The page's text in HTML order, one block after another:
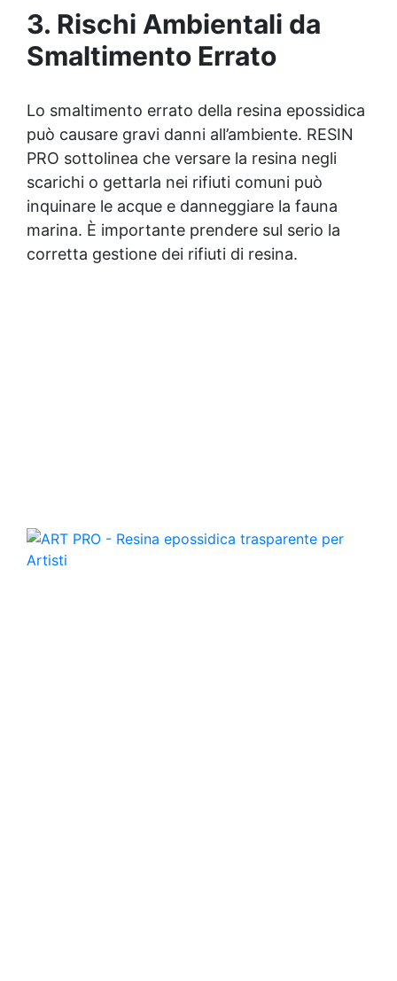
atossica post-catalisi, perfetta per creazioni
destinate al contatto diretto con la pelle.
3. Rischi Ambientali da
Smaltimento Errato
Lo smaltimento errato della resina epossidica
può causare gravi danni all’ambiente. RESIN
PRO sottolinea che versare la resina negli
scarichi o gettarla nei rifiuti comuni può
inquinare le acque e danneggiare la fauna
marina. È importante prendere sul serio la
corretta gestione dei rifiuti di resina.